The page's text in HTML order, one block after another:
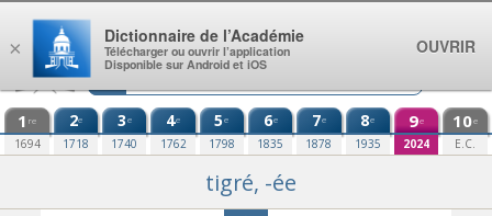
Aller au contenu
1 re
1694
2e
1718
3e
1740
4e
1762
5e
1798
6e
1835
7e
1878
8e
1935
9e
2024
10e
E.C.
tigré, -ée
×
Dictionnaire de l’Académie
Télécharger ou ouvrir l’application
Disponible sur Android et iOS
OUVRIR